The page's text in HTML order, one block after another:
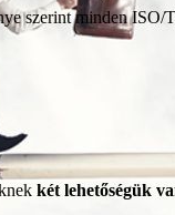
szerint minden ISO/
két lehetőségük